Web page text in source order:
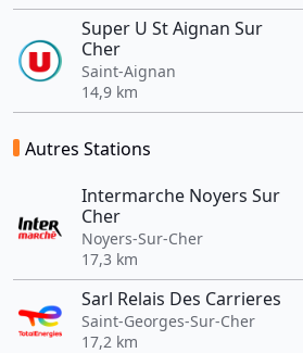
Super U St Aignan Sur
Cher
Saint-Aignan
14,9 km
Autres Stations
Intermarche Noyers Sur
Cher
Noyers-Sur-Cher
17,3 km
Sarl Relais Des Carrieres
Saint-Georges-Sur-Cher
17,2 km